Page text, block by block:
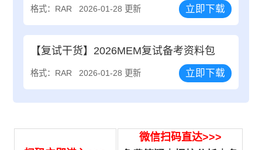
格式：RAR 2026-01-28 更新 立即下载
【复试干货】2026MEM复试备考资料包
格式：RAR 2026-01-28 更新 立即下载
微信扫码直达>>>